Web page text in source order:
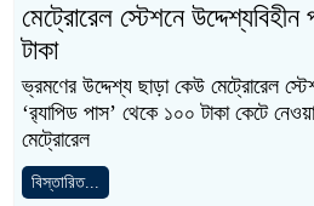
মেট্রোরেল স্টেশনে
টাকা
ভ্রমণের উদ্দেশ্য ছাড়া কেউ মেট্রোরেল
‘র‌্যাপিড পাস’ থেকে ১০০ টাকা কেটে
মেট্রোরেল
বিস্তারিত...